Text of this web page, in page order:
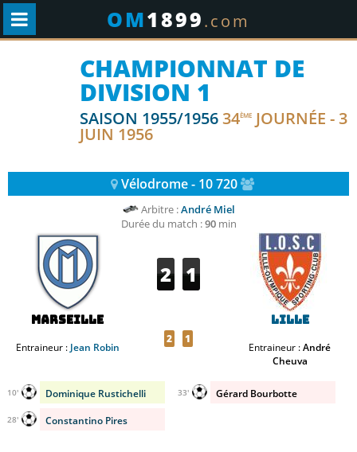
OM1899.com
CHAMPIONNAT DE
DIVISION 1
SAISON 1955/195634ÈME JOURNÉE - 3
JUIN 1956
Vélodrome - 10 720
Arbitre :André Miel
Durée du match :90min
Marseille
Entraineur : Jean Robin
2 1
2 1
Lille
Entraineur :André
Cheuva
Dominique Rustichelli
10'
Constantino Pires
28'
Gérard Bourbotte
33'